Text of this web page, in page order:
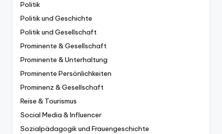
Politik
Politik und Geschichte
Politik und Gesellschaft
Prominente & Gesellschaft
Prominente & Unterhaltung
Prominente Persönlichkeiten
Prominenz & Gesellschaft
Reise & Tourismus
Social Media & Influencer
Sozialpädagogik und Frauengeschichte